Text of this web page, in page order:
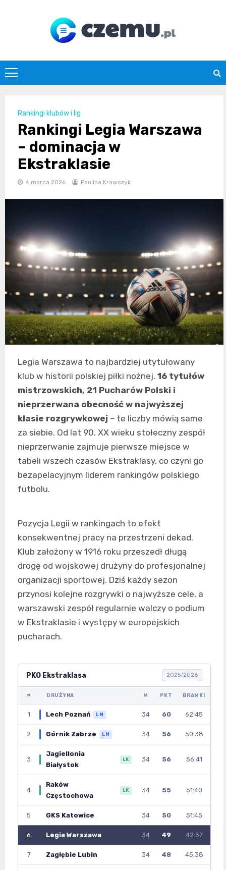
czemu.pl
Rankingi klubów i lig
Rankingi Legia Warszawa
– dominacja w
Ekstraklasie
4 marca 2026 Paulina Krawczyk
Legia Warszawa to najbardziej utytułowany
klub w historii polskiej piłki nożnej. 16 tytułów
mistrzowskich, 21 Pucharów Polski i
nieprzerwana obecność w najwyższej
klasie rozgrywkowej – te liczby mówią same
za siebie. Od lat 90. XX wieku stołeczny zespół
nieprzerwanie zajmuje pierwsze miejsce w
tabeli wszech czasów Ekstraklasy, co czyni go
bezapelacyjnym liderem rankingów polskiego
futbolu.
Pozycja Legii w rankingach to efekt
konsekwentnej pracy na przestrzeni dekad.
Klub założony w 1916 roku przeszedł długą
drogę od wojskowej drużyny do profesjonalnej
organizacji sportowej. Dziś każdy sezon
przynosi kolejne rozgrywki o najwyższe cele, a
warszawski zespół regularnie walczy o podium
w Ekstraklasie i występy w europejskich
pucharach.
PKO Ekstraklasa 2025/2026
# DRUŻYNA M PKT BRAMKI
1 Lech Poznań LM 34 60 62:45
2 Górnik Zabrze LM 34 56 50:38
3
Jagiellonia
Białystok
LK 34 56 56:41
4
Raków
Częstochowa
LK 34 55 51:40
5 GKS Katowice 34 50 51:45
6 Legia Warszawa 34 49 42:37
7 Zagłębie Lubin 34 48 45:38